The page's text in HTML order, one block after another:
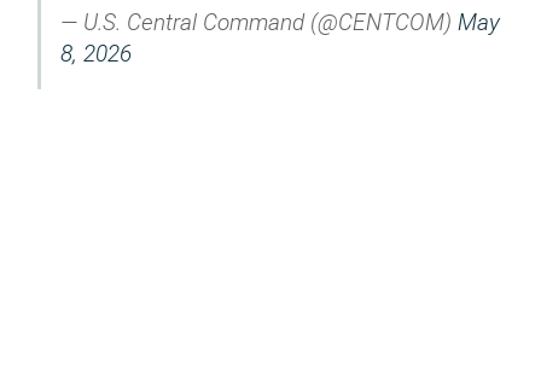
— U.S. Central Command (@CENTCOM) May
8, 2026